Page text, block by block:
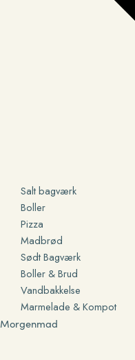
Salt bagværk
Boller
Pizza
Madbrød
Sødt Bagværk
Boller & Brud
Vandbakkelse
Marmelade & Kompot
Morgenmad